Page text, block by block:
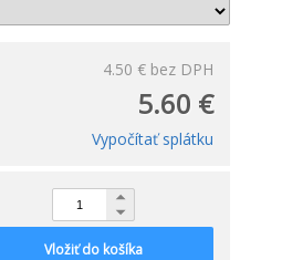
4.50 € bez DPH
5.60 €
Vypočítať splátku
Vložiť do košíka